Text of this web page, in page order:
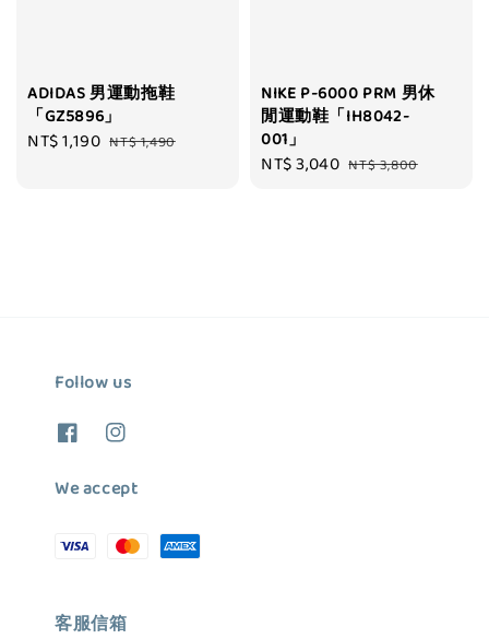
ADIDAS 男運動拖鞋
「GZ5896」
Sale
NT$ 1,190 Regular
NT$ 1,490
NIKE P-6000 PRM 男休
閒運動鞋「IH8042-
001」
Sale
NT$ 3,040 Regular
NT$ 3,800
Follow us
We accept
客服信箱